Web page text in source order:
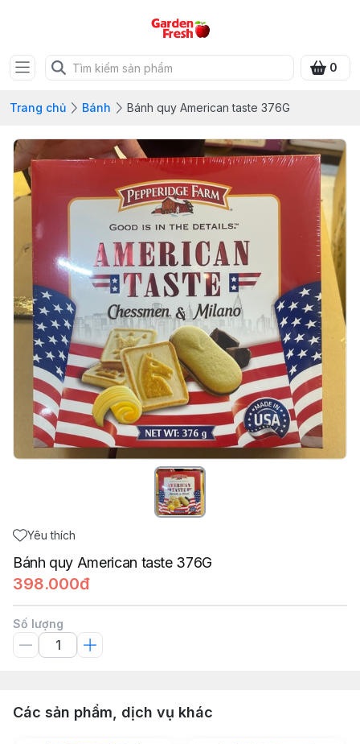
0
Trang chủ Bánh Bánh quy American taste 376G
Yêu thích
Bánh quy American taste 376G
398.000đ
Số lượng
Các sản phẩm, dịch vụ khác